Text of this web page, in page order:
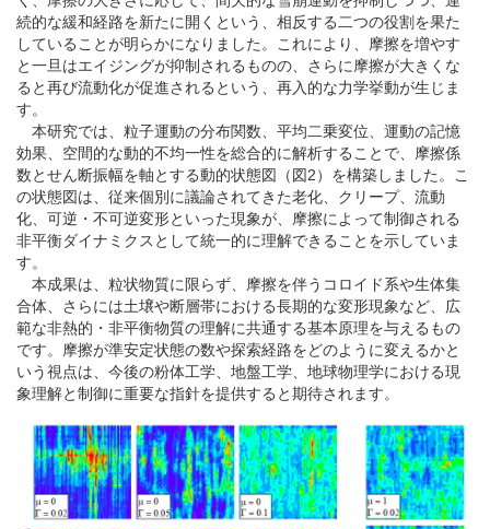
続的な緩和経路を新たに開くという、相反する二つの役割を果た
していることが明らかになりました。これにより、摩擦を増やす
と一旦はエイジングが抑制されるものの、さらに摩擦が大きくな
ると再び流動化が促進されるという、再入的な力学挙動が生じま
す。
本研究では、粒子運動の分布関数、平均二乗変位、運動の記憶
効果、空間的な動的不均一性を総合的に解析することで、摩擦係
数とせん断振幅を軸とする動的状態図（図2）を構築しました。こ
の状態図は、従来個別に議論されてきた老化、クリープ、流動
化、可逆・不可逆変形といった現象が、摩擦によって制御される
非平衡ダイナミクスとして統一的に理解できることを示していま
す。
本成果は、粒状物質に限らず、摩擦を伴うコロイド系や生体集
合体、さらには土壌や断層帯における長期的な変形現象など、広
範な非熱的・非平衡物質の理解に共通する基本原理を与えるもの
です。摩擦が準安定状態の数や探索経路をどのように変えるかと
いう視点は、今後の粉体工学、地盤工学、地球物理学における現
象理解と制御に重要な指針を提供すると期待されます。